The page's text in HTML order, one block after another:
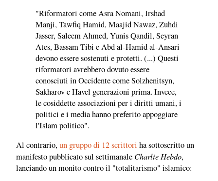
"Riformatori come Asra Nomani, Irshad
Manji, Tawfiq Hamid, Maajid Nawaz, Zuhdi
Jasser, Saleem Ahmed, Yunis Qandil, Seyran
Ates, Bassam Tibi e Abd al-Hamid al-Ansari
devono essere sostenuti e protetti. (...) Questi
riformatori avrebbero dovuto essere
conosciuti in Occidente come Solzhenitsyn,
Sakharov e Havel generazioni prima. Invece,
le cosiddette associazioni per i diritti umani, i
politici e i media hanno preferito appoggiare
l'Islam politico".
Al contrario,un gruppo di 12 scrittori ha sottoscritto un
manifesto pubblicato sul settimanale Charlie Hebdo,
lanciando un monito contro il "totalitarismo" islamico: